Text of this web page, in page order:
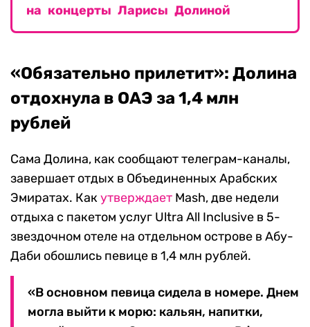
на концерты Ларисы Долиной
«Обязательно прилетит»: Долина
отдохнула в ОАЭ за 1,4 млн
рублей
Сама Долина, как сообщают телеграм-каналы,
завершает отдых в Объединенных Арабских
Эмиратах. Какутверждает Mash, две недели
отдыха с пакетом услуг Ultra All Inclusive в 5-
звездочном отеле на отдельном острове в Абу-
Даби обошлись певице в 1,4 млн рублей.
«В основном певица сидела в номере. Днем
могла выйти к морю: кальян, напитки,